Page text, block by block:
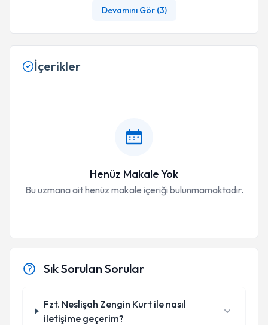
Devamını Gör (3)
İçerikler
Henüz Makale Yok
Bu uzmana ait henüz makale içeriği bulunmamaktadır.
Sık Sorulan Sorular
Fzt. Neslişah Zengin Kurt ile nasıl
iletişime geçerim?